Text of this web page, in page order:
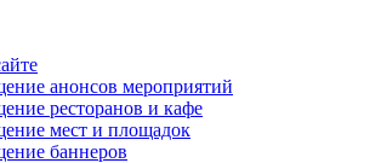
анонсов мероприятий
ресторанов и кафе
мест и площадок
баннеров